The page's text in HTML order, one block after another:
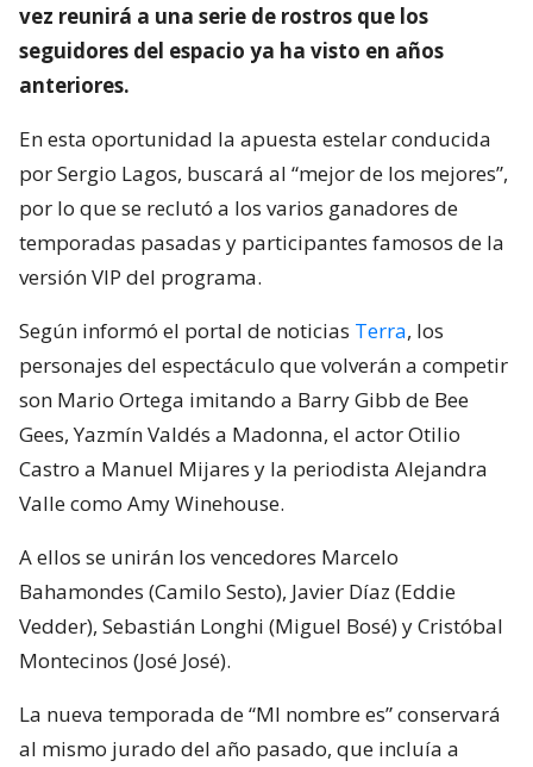
vez reunirá a una serie de rostros que los
seguidores del espacio ya ha visto en años
anteriores.
En esta oportunidad la apuesta estelar conducida
por Sergio Lagos, buscará al “mejor de los mejores”,
por lo que se reclutó a los varios ganadores de
temporadas pasadas y participantes famosos de la
versión VIP del programa.
Según informó el portal de noticias Terra, los
personajes del espectáculo que volverán a competir
son Mario Ortega imitando a Barry Gibb de Bee
Gees, Yazmín Valdés a Madonna, el actor Otilio
Castro a Manuel Mijares y la periodista Alejandra
Valle como Amy Winehouse.
A ellos se unirán los vencedores Marcelo
Bahamondes (Camilo Sesto), Javier Díaz (Eddie
Vedder), Sebastián Longhi (Miguel Bosé) y Cristóbal
Montecinos (José José).
La nueva temporada de “MI nombre es” conservará
al mismo jurado del año pasado, que incluía a